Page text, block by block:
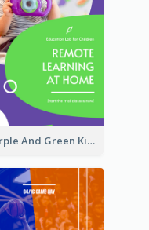
Purple And Green Kids Photo Remote Learning Instagram Story